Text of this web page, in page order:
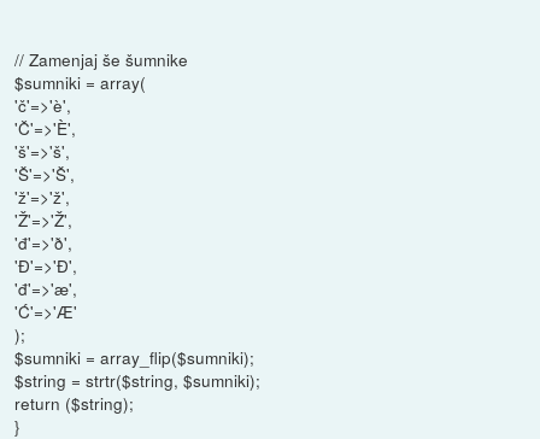
// Zamenjaj še šumnike
$sumniki = array(
'č'=>'è',
'Č'=>'È',
'š'=>'š',
'Š'=>'Š',
'ž'=>'ž',
'Ž'=>'Ž',
'đ'=>'ð',
'Đ'=>'Ð',
'đ'=>'æ',
'Ć'=>'Æ'
);
$sumniki = array_flip($sumniki);
$string = strtr($string, $sumniki);
return ($string);
}